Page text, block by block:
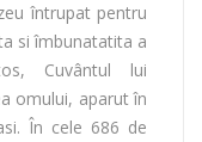
întrupat pentru
si îmbunatatita a
Cuvântul lui
omului, aparut în
În cele 686 de